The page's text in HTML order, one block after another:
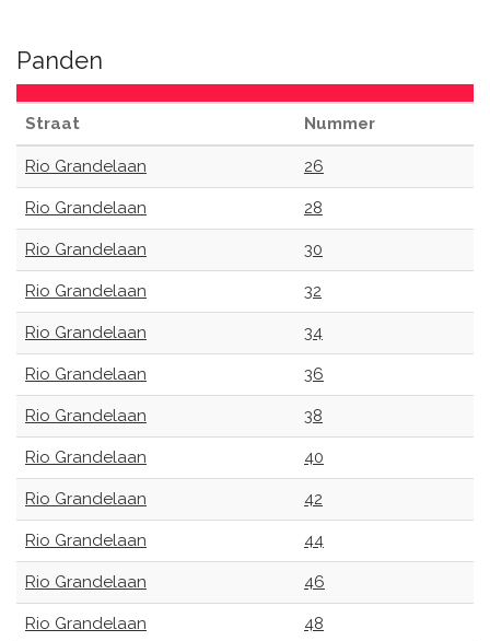
Panden
Straat Nummer
Rio Grandelaan 26
Rio Grandelaan 28
Rio Grandelaan 30
Rio Grandelaan 32
Rio Grandelaan 34
Rio Grandelaan 36
Rio Grandelaan 38
Rio Grandelaan 40
Rio Grandelaan 42
Rio Grandelaan 44
Rio Grandelaan 46
Rio Grandelaan 48